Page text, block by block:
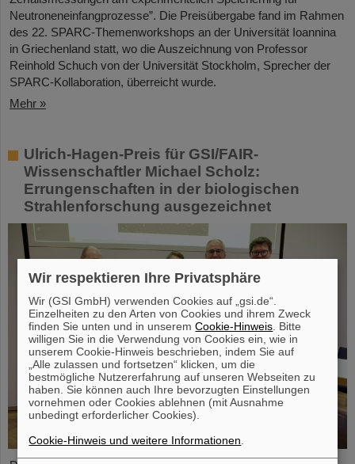
Neutroneneinfangprozesse”. Die Preisübergabe fand im Rahmen
des 22. SPARC-Themenworkshops an der Universität Ioannina
in Griechenland statt, wo die Auszeichnung von Professor
Reinhold Schuch von der Universität Stockholm, Sprecher der
SPARC-Kollaboration, überreicht wurde.
Mehr »
Ulrich-Hagen-Preis für GSI/FAIR-
Wissenschaftler Michael Scholz:
Errungenschaften in der biologischen
Strahlenforschung ausgezeichnet
Wir respektieren Ihre Privatsphäre
Wir (GSI GmbH) verwenden Cookies auf „gsi.de“.
Einzelheiten zu den Arten von Cookies und ihrem Zweck
finden Sie unten und in unseremCookie-Hinweis . Bitte
willigen Sie in die Verwendung von Cookies ein, wie in
unserem Cookie-Hinweis beschrieben, indem Sie auf
„Alle zulassen und fortsetzen“ klicken, um die
bestmögliche Nutzererfahrung auf unseren Webseiten zu
haben. Sie können auch Ihre bevorzugten Einstellungen
vornehmen oder Cookies ablehnen (mit Ausnahme
unbedingt erforderlicher Cookies).
Cookie-Hinweis und weitere Informationen